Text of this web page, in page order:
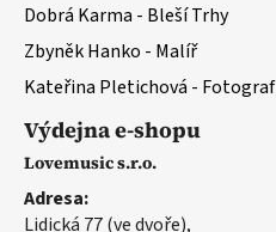
Dobrá Karma - Bleší Trhy
Zbyněk Hanko - Malíř
Kateřina Pletichová - Fotograf
Výdejna e-shopu
Lovemusic s.r.o.
Adresa:
Lidická 77 (ve dvoře),